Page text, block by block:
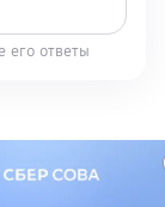
его ответы